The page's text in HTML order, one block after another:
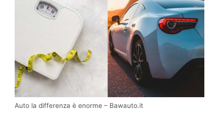
Auto la differenza è enorme – Bawauto.it